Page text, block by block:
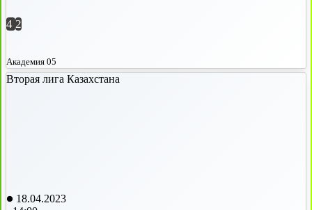
4 2
Академия 05
Вторая лига Казахстана
18.04.2023